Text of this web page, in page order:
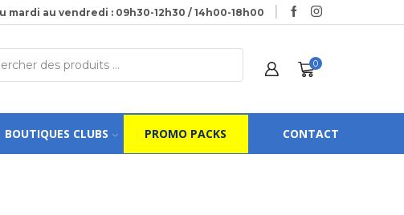
mardi au vendredi : 09h30-12h30 / 14h00-18h00
0
BOUTIQUES CLUBS PROMO PACKS CONTACT